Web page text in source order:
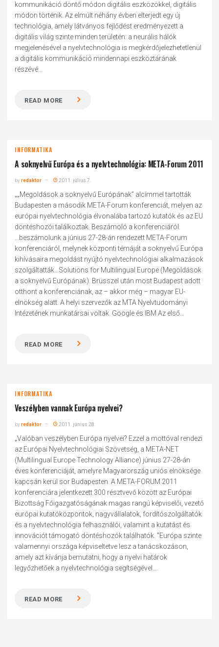
kommunikáció döntő módon digitális eszközökkel, digitális
módon történik. Az elmúlt néhány évben elterjedt egy új
technológia, amely látványos fejlődést eredményezett a
digitális világ szinte minden területén: a neurális hálók
megjelenésével a nyelvtechnológia is megkérdőjelezhetetlenül
a digitális kommunikáció mindennapi eszköztárának
részévé...
READ MORE
INFORMATIKA
A soknyelvű Európa és a nyelvtechnológia: META-Forum 2011
byredaktor 2011. július 7.
„„Megoldások a soknyelvű Európának” alcímmel tartották
Budapesten a második META-Forum konferenciát, melyen az
európai nyelvtechnológia élvonalába tartozó kutatók és az EU
döntéshozói találkoztak. Beszámoló a konferenciáról.
...beszámolunk a június 27-28-án rendezett META-Forum
konferenciáról, melynek központi témáját a soknyelvű Európa
kihívásaira megoldást nyújtó nyelvtechnológiai alkalmazások
szolgáltatták...Solutions for Multilingual Europe (Megoldások
a soknyelvű Európának). Brüsszel után most Budapest adott
otthont a konferenciának, az – akkor még – magyar EU-
elnökség alatt. A helyi szervezők az MTA Nyelvtudományi
Intézetének munkatársai voltak. Google és IBM Az első...
READ MORE
INFORMATIKA
Veszélyben vannak Európa nyelvei?
byredaktor 2011. június 28.
„Valóban veszélyben Európa nyelvei? Ezzel a mottóval rendezi
az Európai Nyelvtechnológiai Szövetség, a META-NET
(Multilingual Europe Technology Alliance) június 27-28-án
éves konferenciáját, amelyre Magyarország uniós elnöksége
kapcsán kerül sor Budapesten. A META-FORUM 2011
konferenciára jelentkezett 300 résztvevő között az Európai
Bizottság Főigazgatóságának magas rangú képviselői, vezető
európai kutatóközpontok, nagyvállalatok, fordítószolgáltatók
és a nyelvtechnológia felhasználói, valamint a kutatást és
innovációt támogató döntéshozók találhatók. "Európa szinte
valamennyi országa képviseltetve lesz a tanácskozáson,
amely azt kívánja bemutatni, hogy a nyelvi határok
legyőzhetőek a nyelvtechnológia segítségével....
READ MORE